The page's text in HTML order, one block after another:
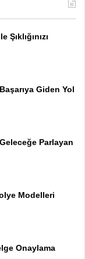
Giden Yol
Parlayan
Modelleri
Onaylama